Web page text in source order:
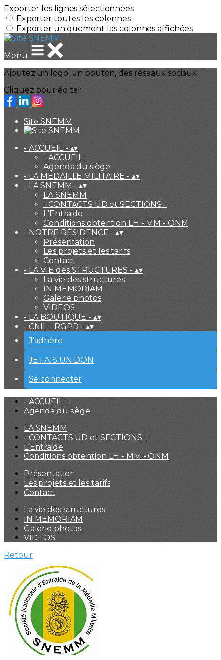
Exporter les lignes sélectionnées
Exporter toutes les colonnes
Exporter uniquement les colonnes affichées
Menu
Ajoutez un logo, un bouton, des réseaux sociaux
Cliquez pour éditer
Site SNEMM
- ACCUEIL - ▴▾
- ACCUEIL -
Agenda du siège
- LA MÉDAILLE MILITAIRE - ▴▾
- LA SNEMM - ▴▾
LA SNEMM
- CONTACTS UD et SECTIONS -
L'Entraide
Conditions obtention LH - MM - ONM
- NOTRE RÉSIDENCE - ▴▾
Présentation
Les projets et les tarifs
Contact
- LA VIE des STRUCTURES - ▴▾
La vie des structures
IN MEMORIAM
Galerie photos
VIDEOS
- LA BOUTIQUE - ▴▾
- CNIL - RGPD - ▴▾
J'adhère
JE FAIS UN DON
Se connecter
- ACCUEIL -
Agenda du siège
LA SNEMM
- CONTACTS UD et SECTIONS -
L'Entraide
Conditions obtention LH - MM - ONM
Présentation
Les projets et les tarifs
Contact
La vie des structures
IN MEMORIAM
Galerie photos
VIDEOS
Retour